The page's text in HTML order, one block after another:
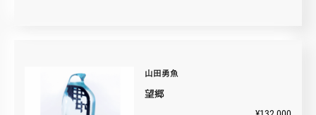
山田勇魚
望郷